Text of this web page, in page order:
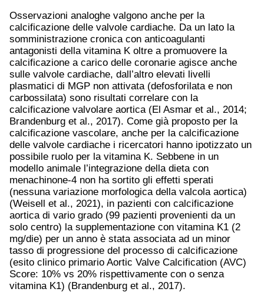
Osservazioni analoghe valgono anche per la
calcificazione delle valvole cardiache. Da un lato la
somministrazione cronica con anticoagulanti
antagonisti della vitamina K oltre a promuovere la
calcificazione a carico delle coronarie agisce anche
sulle valvole cardiache, dall’altro elevati livelli
plasmatici di MGP non attivata (defosforilata e non
carbossilata) sono risultati correlare con la
calcificazione valvolare aortica (El Asmar et al., 2014;
Brandenburg et al., 2017). Come già proposto per la
calcificazione vascolare, anche per la calcificazione
delle valvole cardiache i ricercatori hanno ipotizzato un
possibile ruolo per la vitamina K. Sebbene in un
modello animale l’integrazione della dieta con
menachinone-4 non ha sortito gli effetti sperati
(nessuna variazione morfologica della valcola aortica)
(Weisell et al., 2021), in pazienti con calcificazione
aortica di vario grado (99 pazienti provenienti da un
solo centro) la supplementazione con vitamina K1 (2
mg/die) per un anno è stata associata ad un minor
tasso di progressione del processo di calcificazione
(esito clinico primario Aortic Valve Calcification (AVC)
Score: 10% vs 20% rispettivamente con o senza
vitamina K1) (Brandenburg et al., 2017).